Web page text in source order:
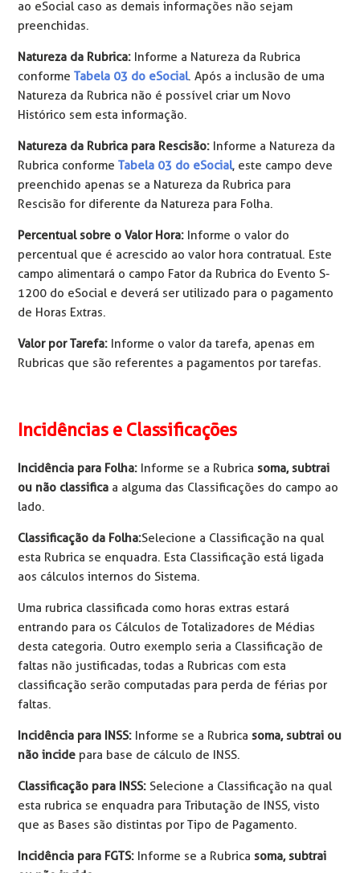
ao eSocial caso as demais informações não sejam
preenchidas.
Natureza da Rubrica: Informe a Natureza da Rubrica
conformeTabela 03 do eSocial. Após a inclusão de uma
Natureza da Rubrica não é possível criar um Novo
Histórico sem esta informação.
Natureza da Rubrica para Rescisão: Informe a Natureza da
Rubrica conforme Tabela 03 do eSocial, este campo deve
preenchido apenas se a Natureza da Rubrica para
Rescisão for diferente da Natureza para Folha.
Percentual sobre o Valor Hora: Informe o valor do
percentual que é acrescido ao valor hora contratual. Este
campo alimentará o campo Fator da Rubrica do Evento S-
1200 do eSocial e deverá ser utilizado para o pagamento
de Horas Extras.
Valor por Tarefa: Informe o valor da tarefa, apenas em
Rubricas que são referentes a pagamentos por tarefas.
Incidências e Classificações
Incidência para Folha: Informe se a Rubrica soma, subtrai
ou não classifica a alguma das Classificações do campo ao
lado.
Classificação da Folha:Selecione a Classificação na qual
esta Rubrica se enquadra. Esta Classificação está ligada
aos cálculos internos do Sistema.
Uma rubrica classificada como horas extras estará
entrando para os Cálculos de Totalizadores de Médias
desta categoria. Outro exemplo seria a Classificação de
faltas não justificadas, todas a Rubricas com esta
classificação serão computadas para perda de férias por
faltas.
Incidência para INSS: Informe se a Rubrica soma, subtrai ou
não incide para base de cálculo de INSS.
Classificação para INSS: Selecione a Classificação na qual
esta rubrica se enquadra para Tributação de INSS, visto
que as Bases são distintas por Tipo de Pagamento.
Incidência para FGTS: Informe se a Rubrica soma, subtrai